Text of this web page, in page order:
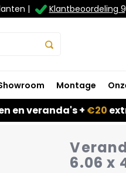
| Klantbeoordeling
Montage
en veranda's + €20
6.06 x